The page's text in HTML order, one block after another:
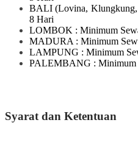
BALI (Lovina,
8 Hari
LOMBOK : Minimum
MADURA : Minimum
LAMPUNG : Minimum
PALEMBANG : Minimum
Syarat dan Ketentuan